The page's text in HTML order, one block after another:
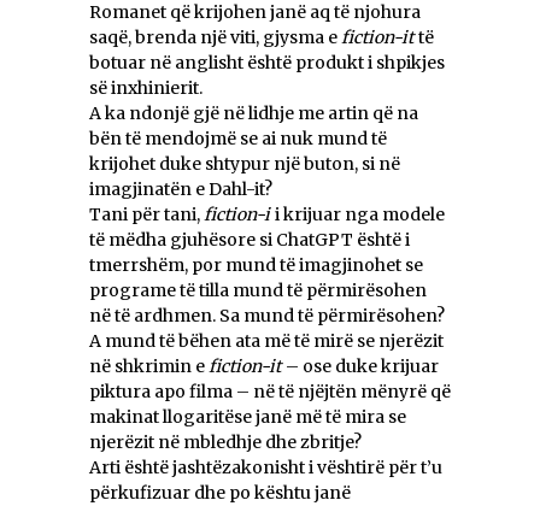
Romanet që krijohen janë aq të njohura
saqë, brenda një viti, gjysma efiction-ittë
botuar në anglisht është produkt i shpikjes
së inxhinierit.
A ka ndonjë gjë në lidhje me artin që na
bën të mendojmë se ai nuk mund të
krijohet duke shtypur një buton, si në
imagjinatën e Dahl-it?
Tani për tani,fiction-ii krijuar nga modele
të mëdha gjuhësore si ChatGPT është i
tmerrshëm, por mund të imagjinohet se
programe të tilla mund të përmirësohen
në të ardhmen. Sa mund të përmirësohen?
A mund të bëhen ata më të mirë se njerëzit
në shkrimin efiction-it– ose duke krijuar
piktura apo filma – në të njëjtën mënyrë që
makinat llogaritëse janë më të mira se
njerëzit në mbledhje dhe zbritje?
Arti është jashtëzakonisht i vështirë për t’u
përkufizuar dhe po kështu janë